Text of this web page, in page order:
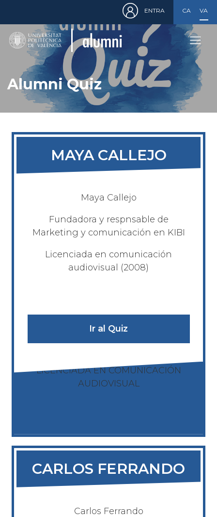
contingut
Menú
de
cuenta
de
usuario
ENTRA
Alumni Quiz
MAYA CALLEJO
Maya Callejo
Fundadora y respnsable de
Marketing y comunicación en KIBI
Licenciada en comunicación
audiovisual (2008)
Ir al Quiz
LICENCIADA EN COMUNICACIÓN
AUDIOVISUAL
CARLOS FERRANDO
Carlos Ferrando